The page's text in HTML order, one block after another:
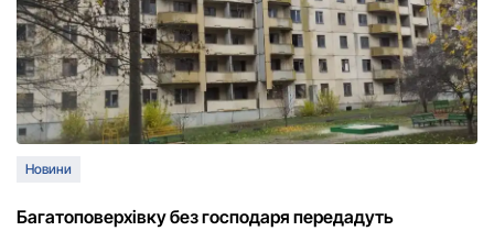
Новини
Багатоповерхівку без господаря передадуть